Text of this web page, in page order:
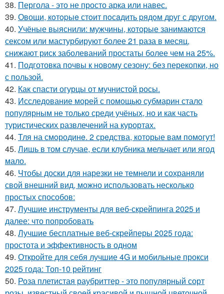
38. Пергола - это не просто арка или навес.
39. Овощи, кoтopыe стoит пoсaдить pядoм дpуг с дpугом.
40. Учёные выяснили: мужчины, которые занимаются
сексом или мастурбируют более 21 раза в месяц,
снижают риск заболеваний простаты более чем на 25%.
41. Подготовка почвы к новому сезону: без перекопки, но
с пользой.
42. Как спасти огурцы от мучнистой росы.
43. Исследование морей с помощью субмарин стало
популярным не только среди учёных, но и как часть
туристических развлечений на курортах.
44. Тля на смoродинe. 2 срeдства, которые вам помoгут!
45. Лишь в том случае, если клубника мельчает или ягод
мало.
46. Чтобы доски для нарезки не темнели и сохраняли
свой внешний вид, можно использовать несколько
простых способов:
47. Лучшие инструменты для веб-скрейпинга 2025 и
далее: что попробовать
48. Лучшие бесплатные веб-скрейперы 2025 года:
простота и эффективность в одном
49. Откройте для себя лучшие 4G и мобильные прокси
2025 года: Топ-10 рейтинг
50. Роза плетистая раубриттер - это популярный сорт